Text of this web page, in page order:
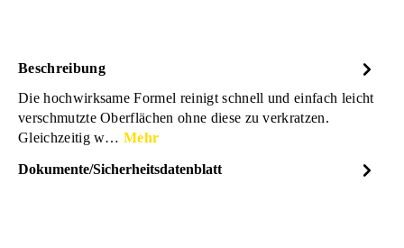
Beschreibung
Die hochwirksame Formel reinigt schnell und einfach leicht
verschmutzte Oberflächen ohne diese zu verkratzen.
Gleichzeitig w…Mehr
Dokumente/Sicherheitsdatenblatt